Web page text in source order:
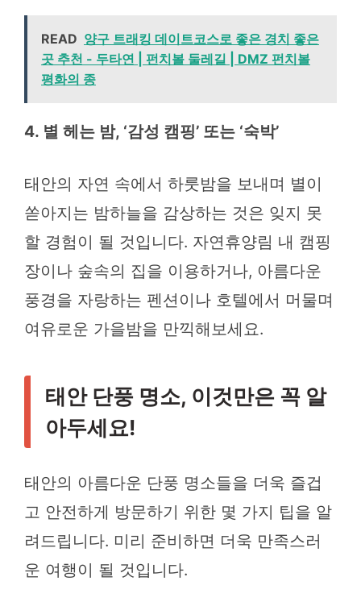
READ 양구 트래킹 데이트코스로 좋은 경치 좋은
곳 추천 - 두타연 | 펀치볼 둘레길 | DMZ 펀치볼
평화의 종
4. 별 헤는 밤, ‘감성 캠핑’ 또는 ‘숙박’
태안의 자연 속에서 하룻밤을 보내며 별이
쏟아지는 밤하늘을 감상하는 것은 잊지 못
할 경험이 될 것입니다. 자연휴양림 내 캠핑
장이나 숲속의 집을 이용하거나, 아름다운
풍경을 자랑하는 펜션이나 호텔에서 머물며
여유로운 가을밤을 만끽해보세요.
태안 단풍 명소, 이것만은 꼭 알
아두세요!
태안의 아름다운 단풍 명소들을 더욱 즐겁
고 안전하게 방문하기 위한 몇 가지 팁을 알
려드립니다. 미리 준비하면 더욱 만족스러
운 여행이 될 것입니다.